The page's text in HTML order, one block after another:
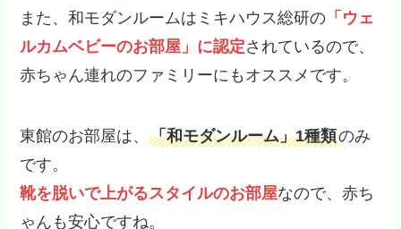
また、和モダンルームはミキハウス総研の 「ウェ
ルカムベビーのお部屋」に認定されているので、
赤ちゃん連れのファミリーにもオススメです。
東館のお部屋は、「和モダンルーム」1種類のみ
です。
靴を脱いで上がるスタイルのお部屋なので、赤ち
ゃんも安心ですね。